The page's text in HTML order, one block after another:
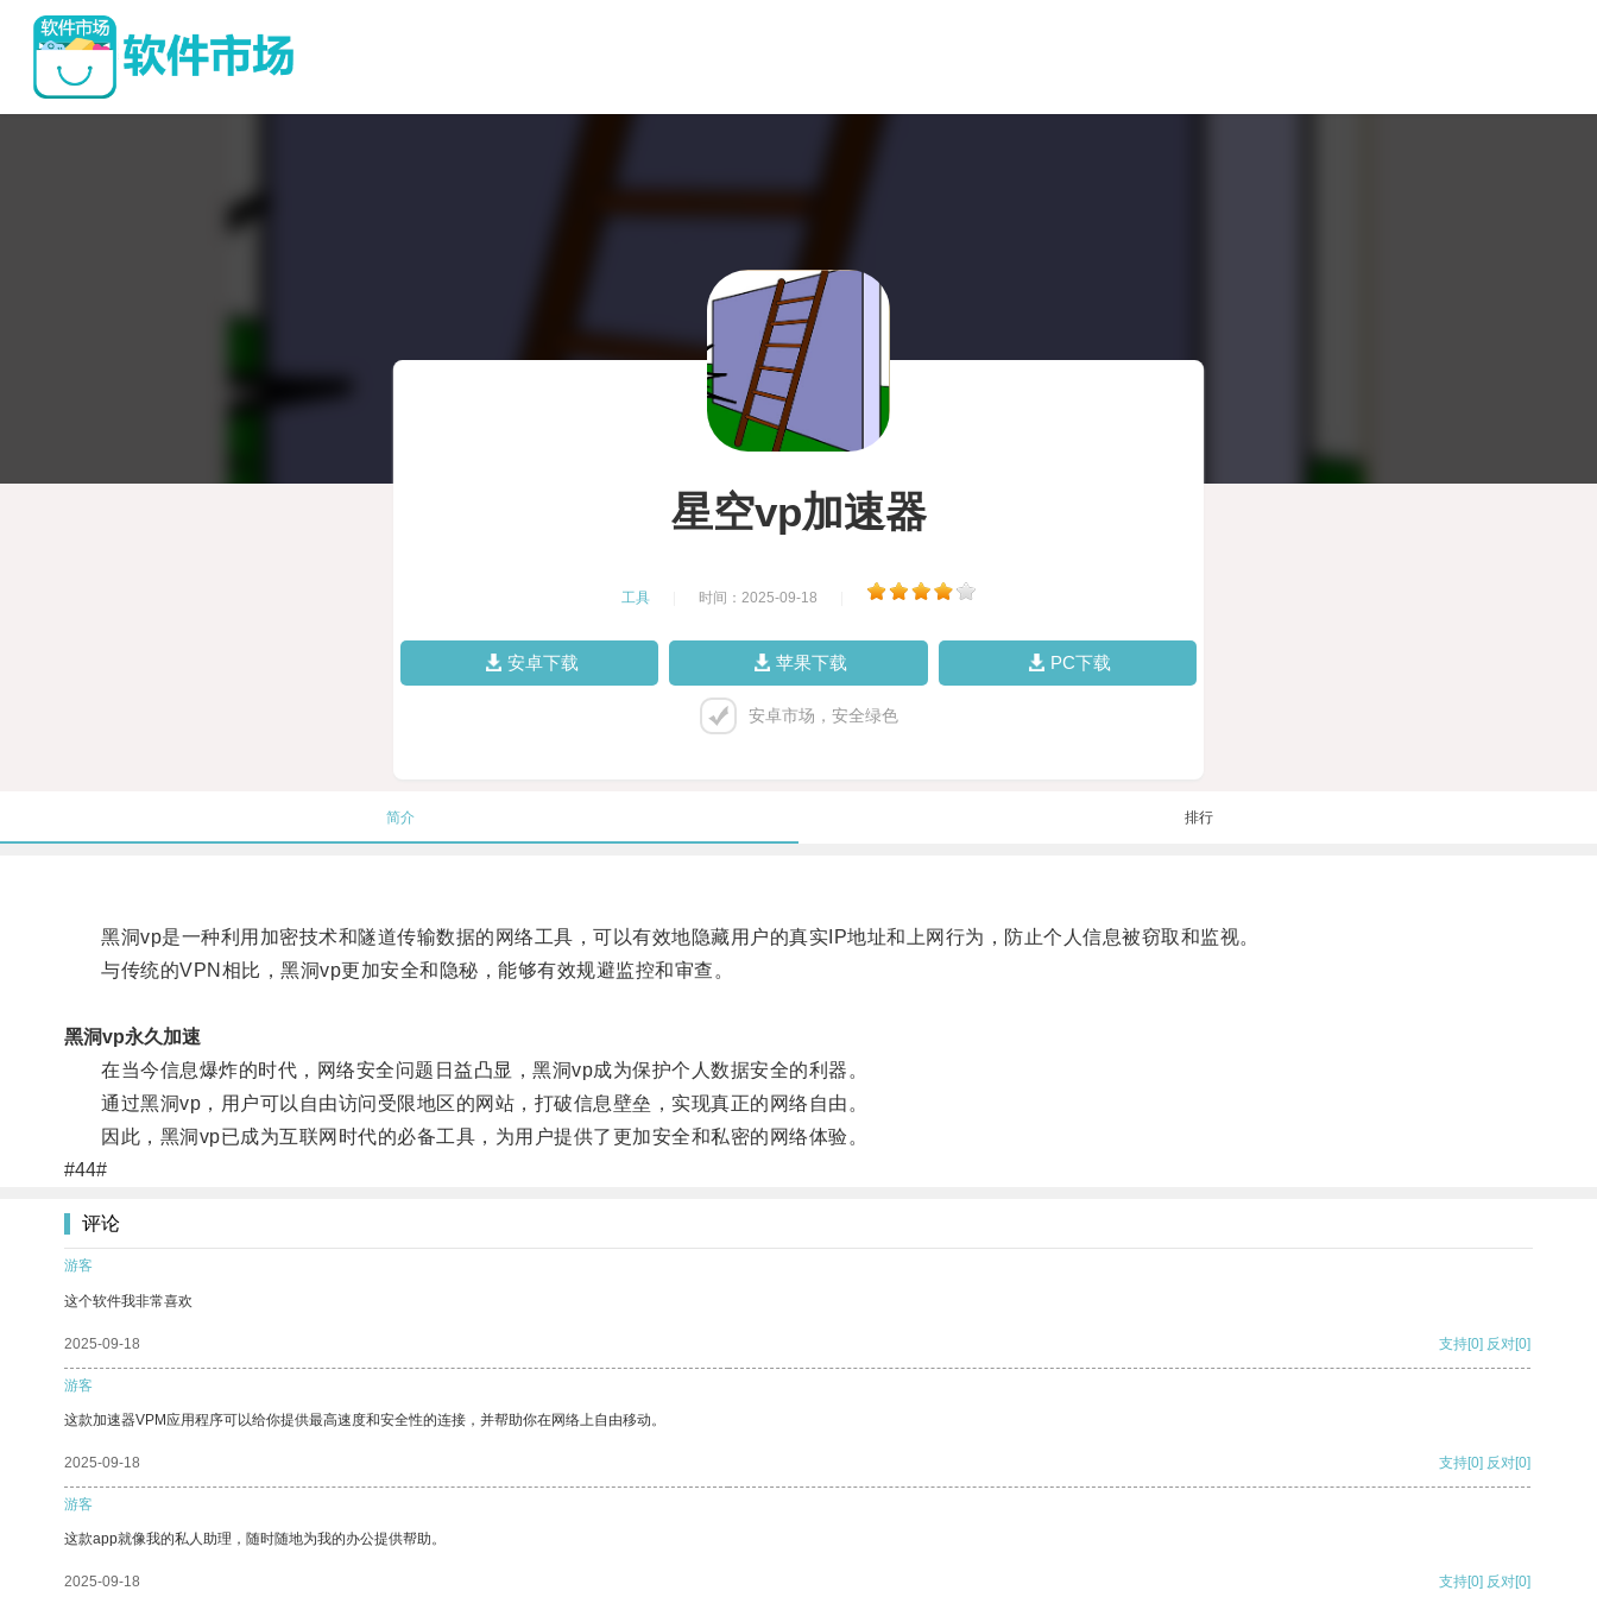
星空vp加速器
工具 时间：2025-09-18
安卓下载 苹果下载 PC下载
安卓市场，安全绿色
简介 排行
黑洞vp是一种利用加密技术和隧道传输数据的网络工具，可以有效地隐藏用户的真实IP地址和上网行为，防止个人信息被窃取和监视。
与传统的VPN相比，黑洞vp更加安全和隐秘，能够有效规避监控和审查。
黑洞vp永久加速
在当今信息爆炸的时代，网络安全问题日益凸显，黑洞vp成为保护个人数据安全的利器。
通过黑洞vp，用户可以自由访问受限地区的网站，打破信息壁垒，实现真正的网络自由。
因此，黑洞vp已成为互联网时代的必备工具，为用户提供了更加安全和私密的网络体验。
#44#
评论
游客
这个软件我非常喜欢
2025-09-18 支持[0] 反对[0]
游客
这款加速器VPM应用程序可以给你提供最高速度和安全性的连接，并帮助你在网络上自由移动。
2025-09-18 支持[0] 反对[0]
游客
这款app就像我的私人助理，随时随地为我的办公提供帮助。
2025-09-18 支持[0] 反对[0]